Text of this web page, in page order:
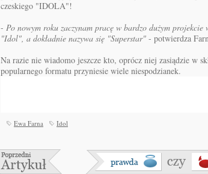
czeskiego "IDOLA"!
- Po nowym roku zaczynam pracę w bardzo dużym projekcie
"Idol", a dokładnie nazywa się "Superstar" - potwierdza
Na razie nie wiadomo jeszcze kto, oprócz niej zasiądzie w
popularnego formatu przyniesie wiele niespodzianek.
Ewa Farna Idol